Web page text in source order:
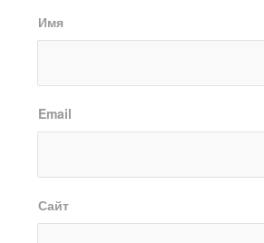
Имя
Email
Сайт